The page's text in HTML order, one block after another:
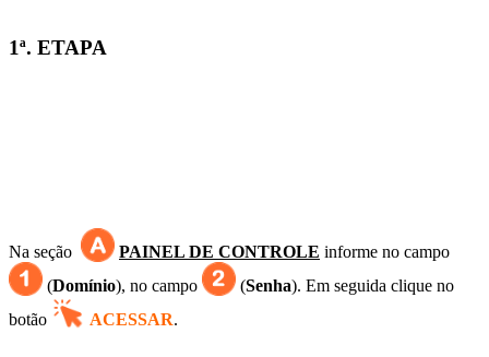
1ª. ETAPA
Na seção PAINEL DE CONTROLE informe no campo
(Domínio), no campo (Senha). Em seguida clique no
botão
ACESSAR.